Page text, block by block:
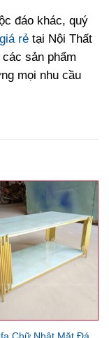
đáo khác, quý
rẻ tại Nội Thất
sản phẩm
mọi nhu cầu
Chữ Nhật Mặt Đá